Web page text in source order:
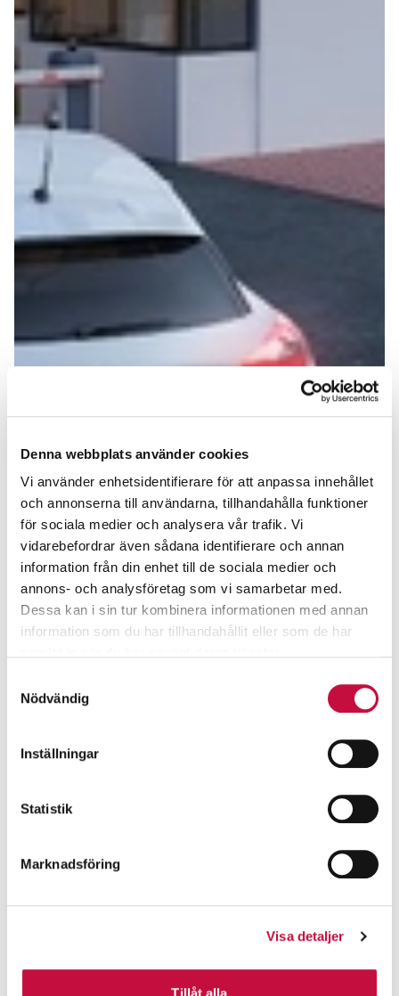
Denna webbplats använder cookies
Vi använder enhetsidentifierare för att anpassa innehållet
och annonserna till användarna, tillhandahålla funktioner
för sociala medier och analysera vår trafik. Vi
vidarebefordrar även sådana identifierare och annan
information från din enhet till de sociala medier och
annons- och analysföretag som vi samarbetar med.
Dessa kan i sin tur kombinera informationen med annan
information som du har tillhandahållit eller som de har
Nödvändig
Inställningar
Statistik
Marknadsföring
Visa detaljer
Tillåt alla